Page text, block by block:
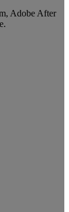
Adobe After